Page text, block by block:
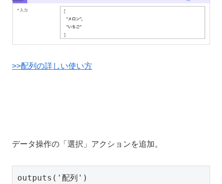
>>配列の詳しい使い方
データ操作の「選択」アクションを追加。
outputs('配列')